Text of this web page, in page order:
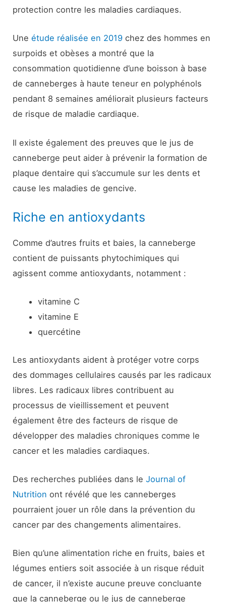
protection contre les maladies cardiaques.
Uneétude réalisée en 2019 chez des hommes en
surpoids et obèses a montré que la
consommation quotidienne d’une boisson à base
de canneberges à haute teneur en polyphénols
pendant 8 semaines améliorait plusieurs facteurs
de risque de maladie cardiaque.
Il existe également des preuves que le jus de
canneberge peut aider à prévenir la formation de
plaque dentaire qui s’accumule sur les dents et
cause les maladies de gencive.
Riche en antioxydants
Comme d’autres fruits et baies, la canneberge
contient de puissants phytochimiques qui
agissent comme antioxydants, notamment :
vitamine C
vitamine E
quercétine
Les antioxydants aident à protéger votre corps
des dommages cellulaires causés par les radicaux
libres. Les radicaux libres contribuent au
processus de vieillissement et peuvent
également être des facteurs de risque de
développer des maladies chroniques comme le
cancer et les maladies cardiaques.
Des recherches publiées dans leJournal of
Nutrition ont révélé que les canneberges
pourraient jouer un rôle dans la prévention du
cancer par des changements alimentaires.
Bien qu’une alimentation riche en fruits, baies et
légumes entiers soit associée à un risque réduit
de cancer, il n’existe aucune preuve concluante
que la canneberge ou le jus de canneberge